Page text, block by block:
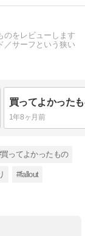
のをレビューします
／サーフという狭い
1年8ヶ月前
ってよかったもの
#fallout